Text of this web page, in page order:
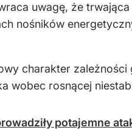
uwagę, że
nośników
charakter
wobec rosnącej
potajemne